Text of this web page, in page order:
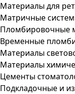
Материалы для
Матричные
Пломбировочные
Временные
Материалы
Материалы
Цементы
Подкладочные и